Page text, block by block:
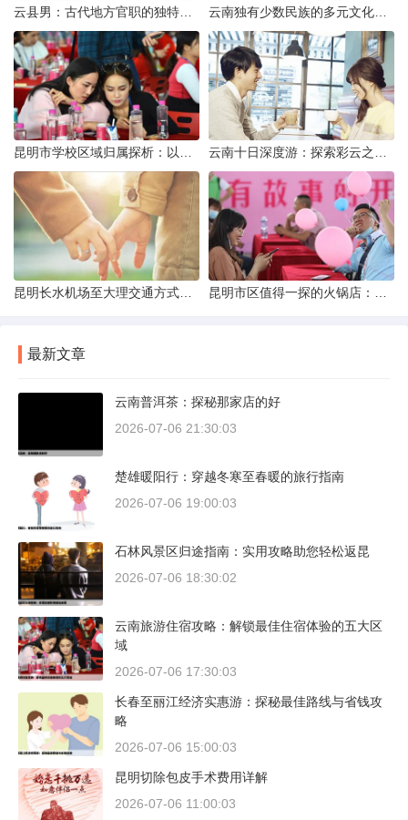
最新文章
云南普洱茶：探秘那家店的好
2026-07-06 21:30:03
楚雄暖阳行：穿越冬寒至春暖的旅行指南
2026-07-06 19:00:03
石林风景区归途指南：实用攻略助您轻松返昆
2026-07-06 18:30:02
云南旅游住宿攻略：解锁最佳住宿体验的五大区
域
2026-07-06 17:30:03
长春至丽江经济实惠游：探秘最佳路线与省钱攻
略
2026-07-06 15:00:03
昆明切除包皮手术费用详解
2026-07-06 11:00:03